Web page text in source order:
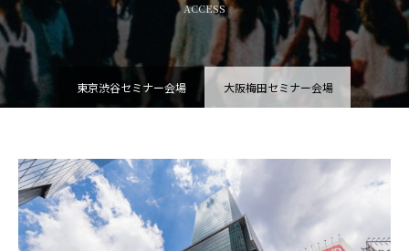
ACCESS
東京渋谷セミナー会場 大阪梅田セミナー会場